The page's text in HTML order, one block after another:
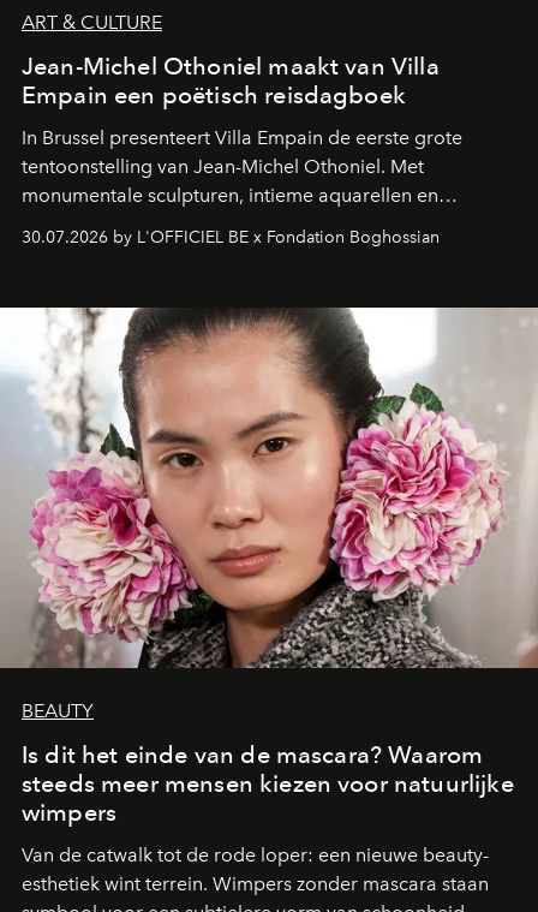
ART & CULTURE
Jean-Michel Othoniel maakt van Villa
Empain een poëtisch reisdagboek
In Brussel presenteert Villa Empain de eerste grote
tentoonstelling van Jean-Michel Othoniel. Met
monumentale sculpturen, intieme aquarellen en
fonkelend Murano-glas creëert de Franse kunstenaar
een emotionele reis waarin elk werk de herinnering
moment van verwondering.
30.07.2026 by L'OFFICIEL BE x Fondation Boghossian
BEAUTY
Is dit het einde van de mascara? Waarom
steeds meer mensen kiezen voor natuurlijke
wimpers
Van de catwalk tot de rode loper: een nieuwe beauty-
esthetiek wint terrein. Wimpers zonder mascara staan